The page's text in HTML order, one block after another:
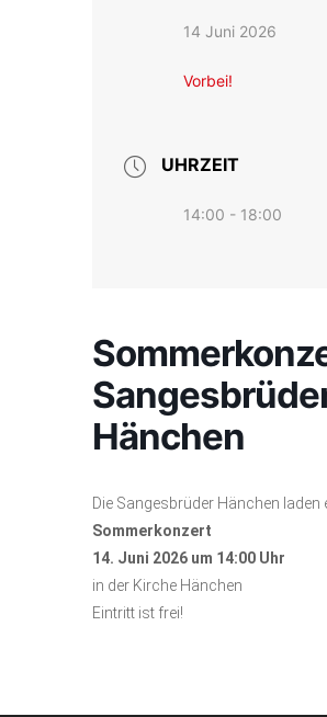
14 Juni 2026
Vorbei!
UHRZEIT
14:00 - 18:00
Hänchen
Die Sangesbrüder Hänchen laden
Sommerkonzert
14. Juni 2026 um 14:00 Uhr
in der Kirche Hänchen
Eintritt ist frei!